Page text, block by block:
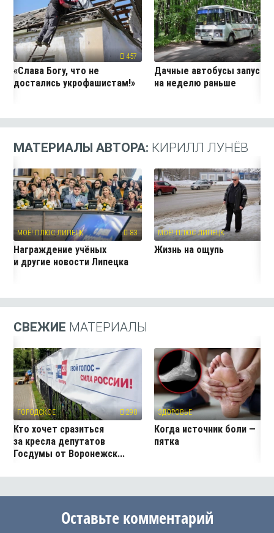
457
«Слава Богу, что не
достались укрофашистам!»
Дачные автобусы
на неделю раньше
МАТЕРИАЛЫ АВТОРА: КИРИЛЛ ЛУНЁВ
МОЁ! ПЛЮС ЛИПЕЦК 83
Награждение учёных
и другие новости Липецка
МОЁ! ПЛЮС ЛИПЕЦК
Жизнь на ощупь
СВЕЖИЕ МАТЕРИАЛЫ
ГОРОДСКОЕ 298
Кто хочет сразиться
за кресла депутатов
Госдумы от Воронежск...
ЗДОРОВЬЕ
Когда источник боли —
пятка
Оставьте комментарий